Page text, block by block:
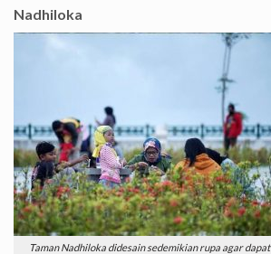
Nadhiloka
Taman Nadhiloka didesain sedemikian rupa agar dapat